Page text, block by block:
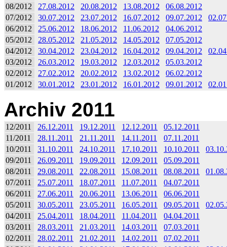
08/2012
27.08.2012 20.08.2012 13.08.2012
06.08.2012
07/2012
30.07.2012 23.07.2012 16.07.2012 09.07.2012
06/2012
25.06.2012 18.06.2012 11.06.2012
04.06.2012
05/2012
28.05.2012 21.05.2012 14.05.2012
07.05.2012
04/2012
30.04.2012 23.04.2012 16.04.2012 09.04.2012
03/2012
26.03.2012 19.03.2012 12.03.2012
05.03.2012
02/2012
27.02.2012 20.02.2012 13.02.2012
06.02.2012
01/2012
30.01.2012 23.01.2012 16.01.2012 09.01.2012
Archiv 2011
12/2011 26.12.2011 19.12.2011 12.12.2011
05.12.2011
11/2011
28.11.2011 21.11.2011 14.11.2011
07.11.2011
10/2011
31.10.2011 24.10.2011 17.10.2011 10.10.2011
09/2011
26.09.2011 19.09.2011 12.09.2011
05.09.2011
08/2011
29.08.2011 22.08.2011 15.08.2011 08.08.2011
07/2011
25.07.2011 18.07.2011 11.07.2011
04.07.2011
06/2011
27.06.2011 20.06.2011 13.06.2011
06.06.2011
05/2011
30.05.2011 23.05.2011 16.05.2011 09.05.2011
04/2011
25.04.2011 18.04.2011 11.04.2011
04.04.2011
03/2011
28.03.2011 21.03.2011 14.03.2011
07.03.2011
02/2011
28.02.2011 21.02.2011 14.02.2011
07.02.2011